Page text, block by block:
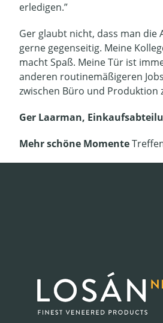
erledigen.”
Ger glaubt nicht, dass man
gerne gegenseitig. Meine
macht Spaß. Meine Tür ist
anderen routinemäßigeren
zwischen Büro und Produktion
Ger Laarman,
Mehr schöne Momente